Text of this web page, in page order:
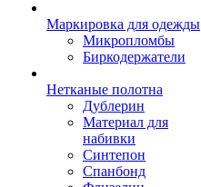
Маркировка для одежды
Микропломбы
Биркодержатели
Нетканые полотна
Дублерин
Материал для
набивки
Синтепон
Спанбонд